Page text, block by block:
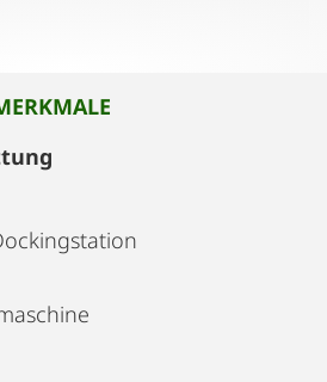
mit tagesfrischer
großer,
Fernseher.